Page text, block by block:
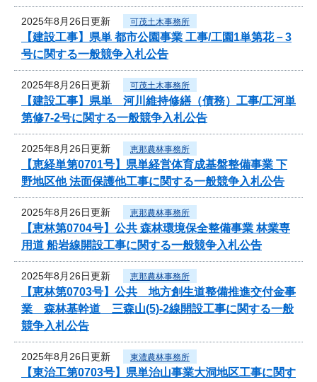
2025年8月26日更新 可茂土木事務所
【建設工事】県単 都市公園事業 工事/工園1単第花－3
号に関する一般競争入札公告
2025年8月26日更新 可茂土木事務所
【建設工事】県単 河川維持修繕（債務）工事/工河単
第修7-2号に関する一般競争入札公告
2025年8月26日更新 恵那農林事務所
【恵経単第0701号】県単経営体育成基盤整備事業 下
野地区他 法面保護他工事に関する一般競争入札公告
2025年8月26日更新 恵那農林事務所
【恵林第0704号】公共 森林環境保全整備事業 林業専
用道 船岩線開設工事に関する一般競争入札公告
2025年8月26日更新 恵那農林事務所
【恵林第0703号】公共 地方創生道整備推進交付金事
業 森林基幹道 三森山(5)-2線開設工事に関する一般
競争入札公告
2025年8月26日更新 東濃農林事務所
【東治工第0703号】県単治山事業大洞地区工事に関す